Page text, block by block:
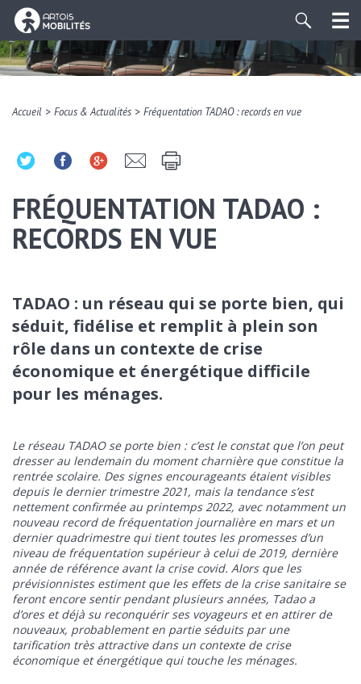
Accueil > Focus & Actualités > Fréquentation TADAO : records en vue
FRÉQUENTATION TADAO :
RECORDS EN VUE
TADAO : un réseau qui se porte bien, qui
séduit, fidélise et remplit à plein son
rôle dans un contexte de crise
économique et énergétique difficile
pour les ménages.
Le réseau TADAO se porte bien : c’est le constat que l’on peut
dresser au lendemain du moment charnière que constitue la
rentrée scolaire. Des signes encourageants étaient visibles
depuis le dernier trimestre 2021, mais la tendance s’est
nettement confirmée au printemps 2022, avec notamment un
nouveau record de fréquentation journalière en mars et un
dernier quadrimestre qui tient toutes les promesses d’un
niveau de fréquentation supérieur à celui de 2019, dernière
année de référence avant la crise covid. Alors que les
prévisionnistes estiment que les effets de la crise sanitaire se
feront encore sentir pendant plusieurs années, Tadao a
d’ores et déjà su reconquérir ses voyageurs et en attirer de
nouveaux, probablement en partie séduits par une
tarification très attractive dans un contexte de crise
économique et énergétique qui touche les ménages.